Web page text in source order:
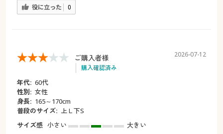
役に立った 0
ご購入者様
購入確認済み
2026-07-12
年代: 60代
性別: 女性
身長: 165～170cm
普段のサイズ: 上Ｌ下S
サイズ感 小さい
大きい